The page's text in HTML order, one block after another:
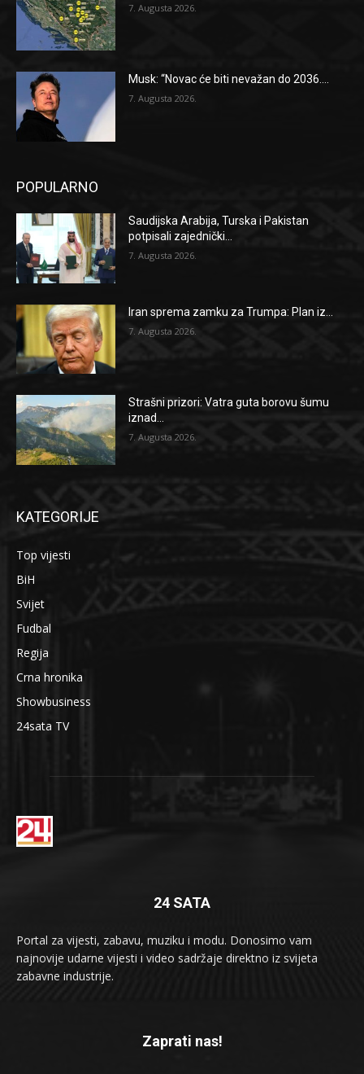
7. Augusta 2026.
Musk: “Novac će biti nevažan do 2036....
7. Augusta 2026.
POPULARNO
Saudijska Arabija, Turska i Pakistan
potpisali zajednički...
7. Augusta 2026.
Iran sprema zamku za Trumpa: Plan iz...
7. Augusta 2026.
Strašni prizori: Vatra guta borovu šumu
iznad...
7. Augusta 2026.
KATEGORIJE
Top vijesti
BiH
Svijet
Fudbal
Regija
Crna hronika
Showbusiness
24sata TV
24 SATA
Portal za vijesti, zabavu, muziku i modu. Donosimo vam
najnovije udarne vijesti i video sadržaje direktno iz svijeta
zabavne industrije.
Zaprati nas!